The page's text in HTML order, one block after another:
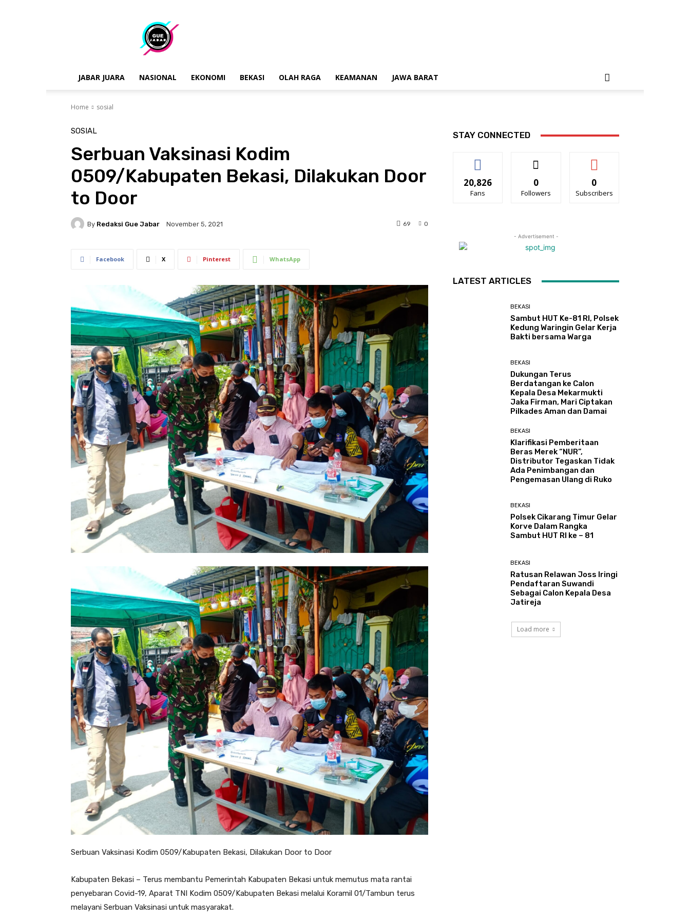
gue
jabar
JABAR JUARA NASIONAL EKONOMI BEKASI OLAH RAGA KEAMANAN JAWA BARAT
Home sosial
SOSIAL
Serbuan Vaksinasi Kodim
0509/Kabupaten Bekasi, Dilakukan Door
to Door
By Redaksi Gue Jabar November 5, 2021 0
69
Facebook X Pinterest WhatsApp
Serbuan Vaksinasi Kodim 0509/Kabupaten Bekasi, Dilakukan Door to Door
Kabupaten Bekasi – Terus membantu Pemerintah Kabupaten Bekasi untuk memutus mata rantai
penyebaran Covid-19, Aparat TNI Kodim 0509/Kabupaten Bekasi melalui Koramil 01/Tambun terus
melayani Serbuan Vaksinasi untuk masyarakat.
STAY CONNECTED
20,826
Fans
0
Followers
0
Subscribers
- Advertisement -
LATEST ARTICLES
BEKASI
Sambut HUT Ke-81 RI, Polsek
Kedung Waringin Gelar Kerja
Bakti bersama Warga
BEKASI
Dukungan Terus
Berdatangan ke Calon
Kepala Desa Mekarmukti
Jaka Firman, Mari Ciptakan
Pilkades Aman dan Damai
BEKASI
Klarifikasi Pemberitaan
Beras Merek “NUR”,
Distributor Tegaskan Tidak
Ada Penimbangan dan
Pengemasan Ulang di Ruko
BEKASI
Polsek Cikarang Timur Gelar
Korve Dalam Rangka
Sambut HUT RI ke – 81
BEKASI
Ratusan Relawan Joss Iringi
Pendaftaran Suwandi
Sebagai Calon Kepala Desa
Jatireja
Load more